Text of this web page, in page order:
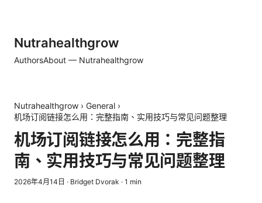
Nutrahealthgrow
AuthorsAbout — Nutrahealthgrow
Nutrahealthgrow › General ›
机场订阅链接怎么用：完整指南、实用技巧与常见问题整理
机场订阅链接怎么用：完整指
南、实用技巧与常见问题整理
2026年4月14日 · Bridget Dvorak · 1 min